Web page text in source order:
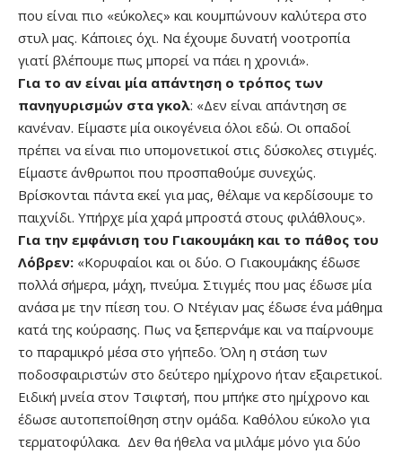
που είναι πιο «εύκολες» και κουμπώνουν καλύτερα στο
στυλ μας. Κάποιες όχι. Να έχουμε δυνατή νοοτροπία
γιατί βλέπουμε πως μπορεί να πάει η χρονιά».
Για το αν είναι μία απάντηση ο τρόπος των
πανηγυρισμών στα γκολ: «Δεν είναι απάντηση σε
κανέναν. Είμαστε μία οικογένεια όλοι εδώ. Οι οπαδοί
πρέπει να είναι πιο υπομονετικοί στις δύσκολες στιγμές.
Είμαστε άνθρωποι που προσπαθούμε συνεχώς.
Βρίσκονται πάντα εκεί για μας, θέλαμε να κερδίσουμε το
παιχνίδι. Υπήρχε μία χαρά μπροστά στους φιλάθλους».
Για την εμφάνιση του Γιακουμάκη και το πάθος του
Λόβρεν: «Κορυφαίοι και οι δύο. Ο Γιακουμάκης έδωσε
πολλά σήμερα, μάχη, πνεύμα. Στιγμές που μας έδωσε μία
ανάσα με την πίεση του. Ο Ντέγιαν μας έδωσε ένα μάθημα
κατά της κούρασης. Πως να ξεπερνάμε και να παίρνουμε
το παραμικρό μέσα στο γήπεδο. Όλη η στάση των
ποδοσφαιριστών στο δεύτερο ημίχρονο ήταν εξαιρετικοί.
Ειδική μνεία στον Τσιφτσή, που μπήκε στο ημίχρονο και
έδωσε αυτοπεποίθηση στην ομάδα. Καθόλου εύκολο για
τερματοφύλακα. Δεν θα ήθελα να μιλάμε μόνο για δύο